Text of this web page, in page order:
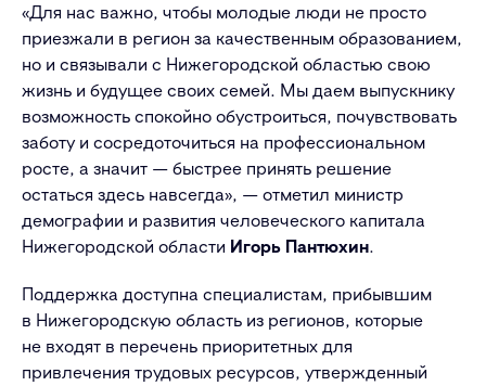
«Для нас важно, чтобы молодые люди не просто
приезжали в регион за качественным образованием,
но и связывали с Нижегородской областью свою
жизнь и будущее своих семей. Мы даем выпускнику
возможность спокойно обустроиться, почувствовать
заботу и сосредоточиться на профессиональном
росте, а значит — быстрее принять решение
остаться здесь навсегда», — отметил министр
демографии и развития человеческого капитала
Нижегородской области Игорь Пантюхин.
Поддержка доступна специалистам, прибывшим
в Нижегородскую область из регионов, которые
не входят в перечень приоритетных для
привлечения трудовых ресурсов, утвержденный